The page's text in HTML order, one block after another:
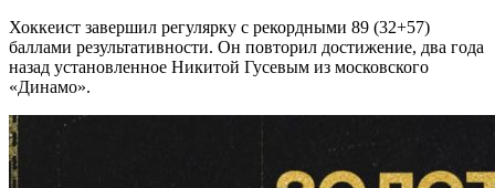
Хоккеист завершил регулярку с рекордными 89 (32+57)
баллами результативности. Он повторил достижение, два года
назад установленное Никитой Гусевым из московского
«Динамо».